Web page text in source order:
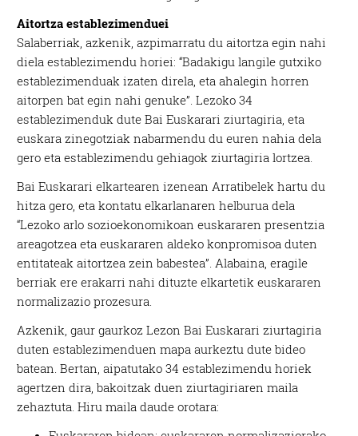
Aitortza establezimenduei
Salaberriak, azkenik, azpimarratu du aitortza egin nahi
diela establezimendu horiei: “Badakigu langile gutxiko
establezimenduak izaten direla, eta ahalegin horren
aitorpen bat egin nahi genuke”. Lezoko 34
establezimenduk dute Bai Euskarari ziurtagiria, eta
euskara zinegotziak nabarmendu du euren nahia dela
gero eta establezimendu gehiagok ziurtagiria lortzea.
Bai Euskarari elkartearen izenean Arratibelek hartu du
hitza gero, eta kontatu elkarlanaren helburua dela
“Lezoko arlo sozioekonomikoan euskararen presentzia
areagotzea eta euskararen aldeko konpromisoa duten
entitateak aitortzea zein babestea”. Alabaina, eragile
berriak ere erakarri nahi dituzte elkartetik euskararen
normalizazio prozesura.
Azkenik, gaur gaurkoz Lezon Bai Euskarari ziurtagiria
duten establezimenduen mapa aurkeztu dute bideo
batean. Bertan, aipatutako 34 establezimendu horiek
agertzen dira, bakoitzak duen ziurtagiriaren maila
zehaztuta. Hiru maila daude orotara: